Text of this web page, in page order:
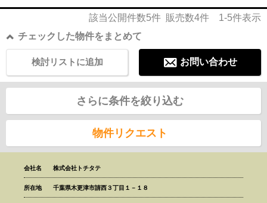
該当公開件数5件 販売数4件 1-5件表示
チェックした物件をまとめて
お問い合わせ
検討リストに追加
さらに条件を絞り込む
物件リクエスト
会社名 株式会社トチタテ
所在地 千葉県木更津市請西３丁目１－１８